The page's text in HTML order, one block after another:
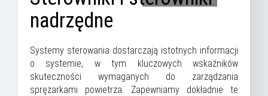
nadrzędne
Systemy sterowania dostarczają istotnych informacji
o systemie, w tym kluczowych wskaźników
skuteczności wymaganych do zarządzania
sprężarkami powietrza. Zapewniamy dokładnie te